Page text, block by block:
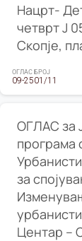
Нацрт-
четврт Ј
Скопје,
ОГЛАС БРОЈ
09-2501/11
ОГЛАС за
програма
за
Центар –